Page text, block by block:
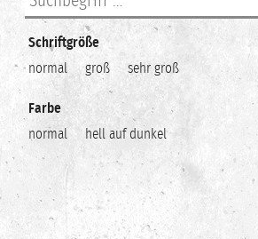
Schriftgröße
normal
groß sehr groß
Farbe
normal
hell auf dunkel